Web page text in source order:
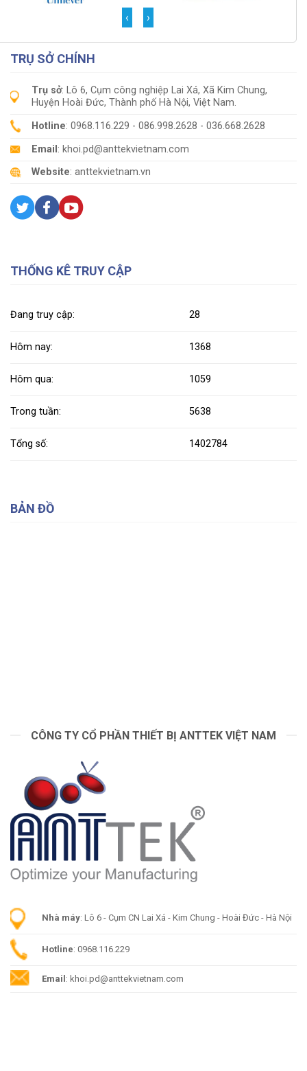
‹ ›
TRỤ SỞ CHÍNH
Trụ sở: Lô 6, Cụm công nghiệp Lai Xá, Xã Kim Chung,
Huyện Hoài Đức, Thành phố Hà Nội, Việt Nam.
Hotline: 0968.116.229 - 086.998.2628 - 036.668.2628
Email : khoi.pd@anttekvietnam.com
Website: anttekvietnam.vn
THỐNG KÊ TRUY CẬP
Đang truy cập: 28
Hôm nay: 1368
Hôm qua: 1059
Trong tuần: 5638
Tổng số: 1402784
BẢN ĐỒ
CÔNG TY CỔ PHẦN THIẾT BỊ ANTTEK VIỆT NAM
Nhà máy: Lô 6 - Cụm CN Lai Xá - Kim Chung - Hoài Đức - Hà Nội
Hotline: 0968.116.229
Email : khoi.pd@anttekvietnam.com